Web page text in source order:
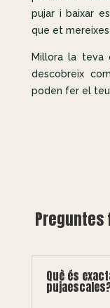
pujar i baixar
que et mereixes.
Millora la teva
descobreix
poden fer el
Què és